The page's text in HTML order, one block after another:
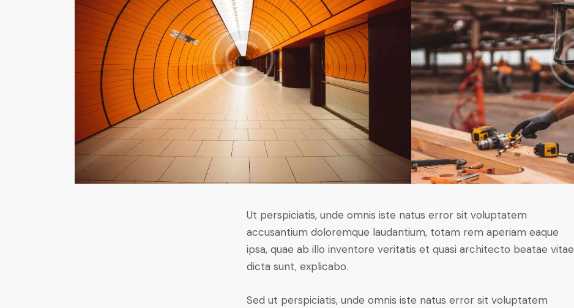
Ut perspiciatis, unde omnis iste natus error sit voluptatem
accusantium doloremque laudantium, totam rem aperiam eaque
ipsa, quae ab illo inventore veritatis et quasi architecto beatae vitae
dicta sunt, explicabo.
Sed ut perspiciatis, unde omnis iste natus error sit voluptatem